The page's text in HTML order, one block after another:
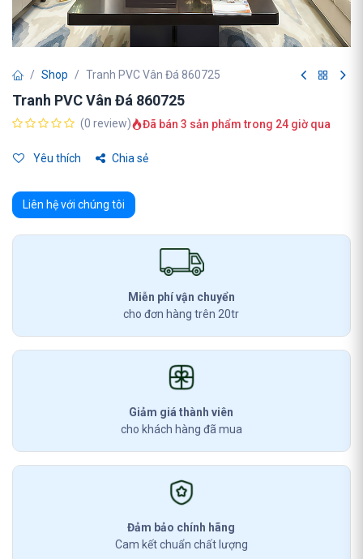
Shop Tranh PVC Vân Đá 860725
Tranh PVC Vân Đá 860725
(0 review) Đã bán 3 sản phẩm trong 24 giờ qua
Yêu thích Chia sẻ
Liên hệ với chúng tôi
Miễn phí vận chuyển
cho đơn hàng trên 20tr
Giảm giá thành viên
cho khách hàng đã mua
Đảm bảo chính hãng
Cam kết chuẩn chất lượng